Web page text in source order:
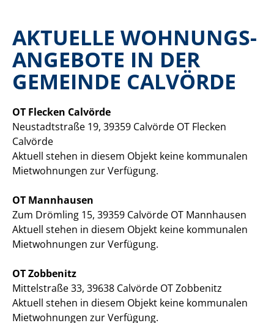
AKTUELLE WOHNUNGS­
ANGEBOTE IN DER
GEMEINDE CALVÖRDE
OT Flecken Calvörde
Neustadtstraße 19, 39359 Calvörde OT Flecken
Calvörde
Aktuell stehen in diesem Objekt keine kommunalen
Mietwohnungen zur Verfügung.
OT Mannhausen
Zum Drömling 15, 39359 Calvörde OT Mannhausen
Aktuell stehen in diesem Objekt keine kommunalen
Mietwohnungen zur Verfügung.
OT Zobbenitz
Mittelstraße 33, 39638 Calvörde OT Zobbenitz
Aktuell stehen in diesem Objekt keine kommunalen
Mietwohnungen zur Verfügung.